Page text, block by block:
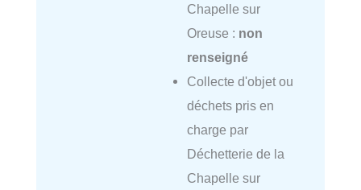
Chapelle sur
Oreuse : non
renseigné
Collecte d'objet ou
déchets pris en
charge par
Déchetterie de la
Chapelle sur